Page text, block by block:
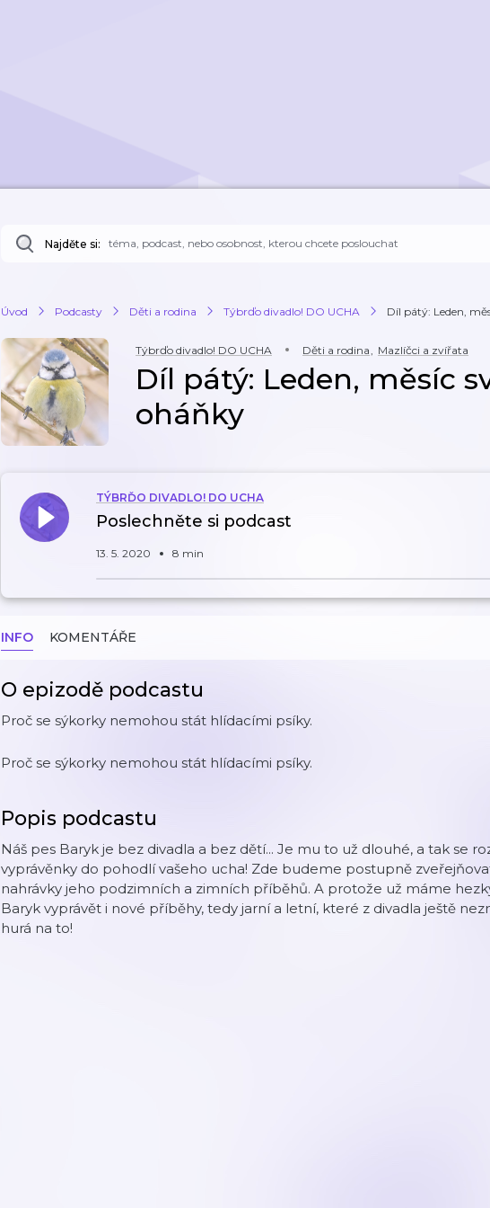
Najděte si:
Úvod Podcasty Děti a rodina Týbrďo divadlo! DO UCHA Díl pátý: Leden,
Týbrďo divadlo! DO UCHA Děti a rodina, Mazlíčci a zvířata
Díl pátý: Leden, měsíc
oháňky
TÝBRĎO DIVADLO! DO UCHA
Poslechněte si podcast
13. 5. 2020 8 min
INFO KOMENTÁŘE
O epizodě podcastu
Proč se sýkorky nemohou stát hlídacími psíky.
Proč se sýkorky nemohou stát hlídacími psíky.
Popis podcastu
Náš pes Baryk je bez divadla a bez dětí... Je mu to už dlouhé, a tak se
vyprávěnky do pohodlí vašeho ucha! Zde budeme postupně
nahrávky jeho podzimních a zimních příběhů. A protože už máme
Baryk vyprávět i nové příběhy, tedy jarní a letní, které z divadla ještě
hurá na to!